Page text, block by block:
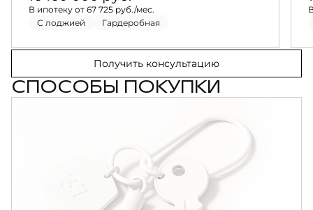
В ипотеку от 67 725 руб./мес.
С лоджией
Гардеробная
Получить консультацию
СПОСОБЫ ПОКУПКИ